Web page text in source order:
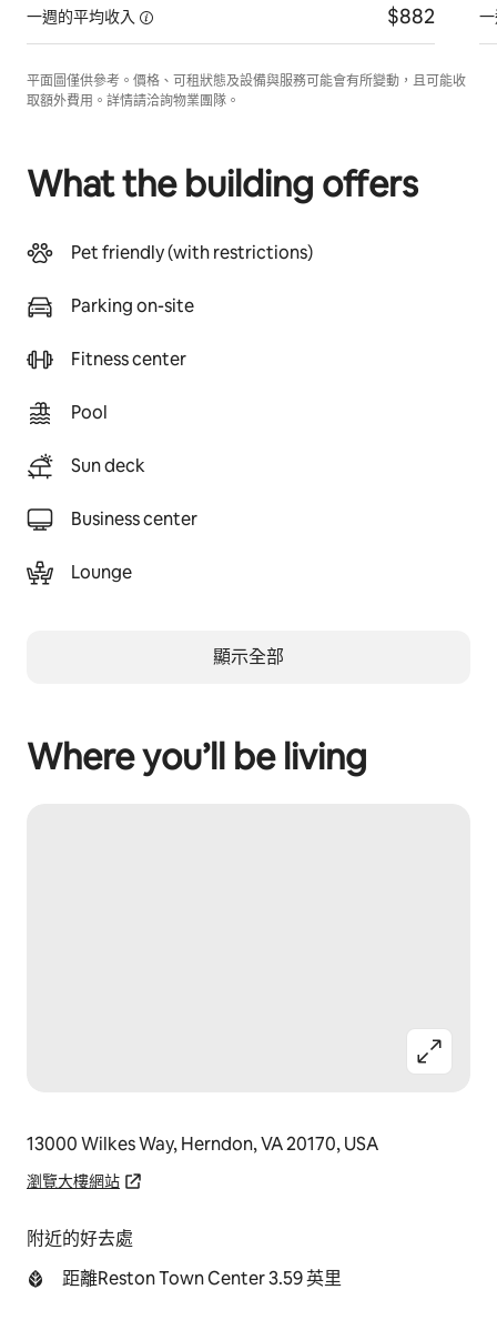
一週的平均收入 $882
平面圖僅供參考。價格、可租狀態及設備與服務可能會有所變動，且可能收
取額外費用。詳情請洽詢物業團隊。
What the building offers
Pet friendly (with restrictions)
Parking on-site
Fitness center
Pool
Sun deck
Business center
Lounge
顯示全部
Where you’ll be living
13000 Wilkes Way, Herndon, VA 20170, USA
瀏覽大樓網站
附近的好去處
距離Reston Town Center 3.59 英里